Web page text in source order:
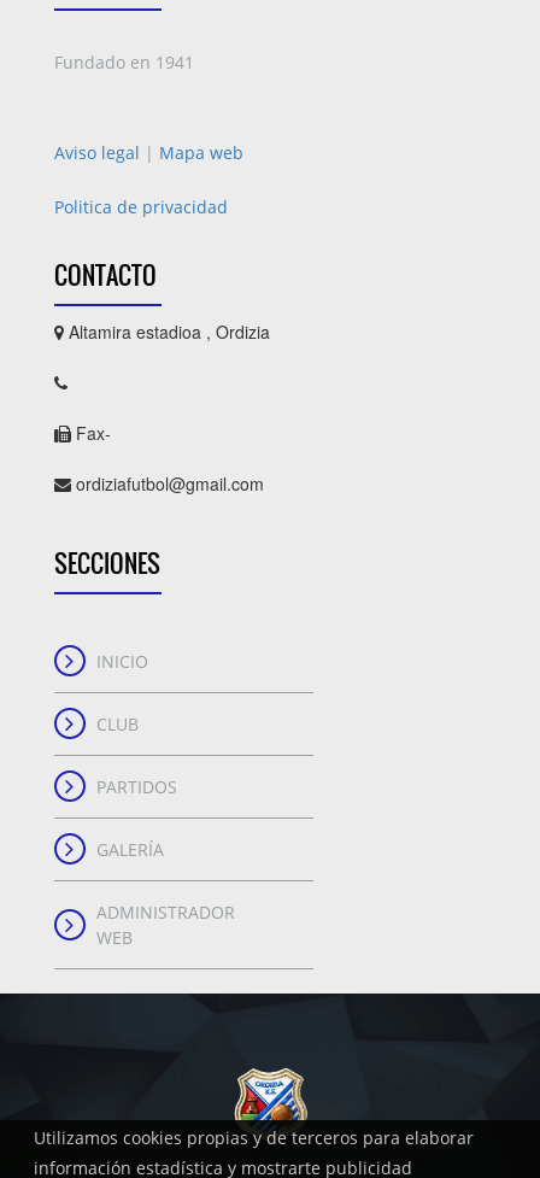
Fundado en 1941
Aviso legal | Mapa web
Politica de privacidad
CONTACTO
Altamira estadioa , Ordizia
Fax-
ordiziafutbol@gmail.com
SECCIONES
INICIO
CLUB
PARTIDOS
GALERÍA
ADMINISTRADOR
WEB
Utilizamos cookies propias y de terceros para elaborar
información estadística y mostrarte publicidad